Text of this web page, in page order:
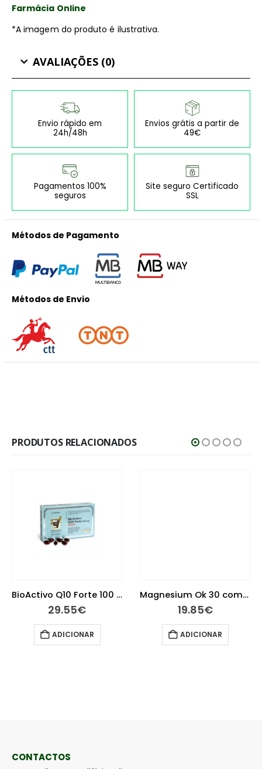
Farmácia Online
*A imagem do produto é ilustrativa.
AVALIAÇÕES (0)
Envio rápido em
24h/48h
Envios grátis a partir de
49€
Pagamentos 100%
seguros
Site seguro Certificado
SSL
Métodos de Pagamento
Métodos de Envio
PRODUTOS RELACIONADOS
BioActivo Q10 Forte 100 mg 30 cápsulas
29.55€
ADICIONAR
Magnesium Ok 30 comprimidos
19.85€
ADICIONAR
CONTACTOS